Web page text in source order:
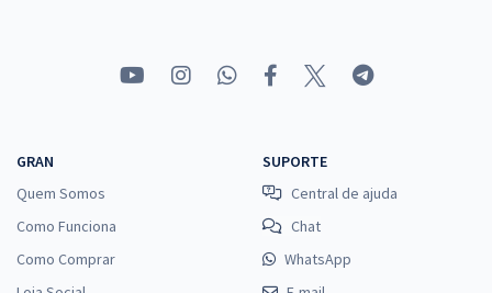
GRAN
Quem Somos
Como Funciona
Como Comprar
SUPORTE
Central de ajuda
Chat
WhatsApp